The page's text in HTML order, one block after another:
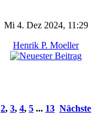
Mi 4. Dez 2024, 11:29
Henrik P. Moeller
2, 3, 4, 5 ... 13 Nächste